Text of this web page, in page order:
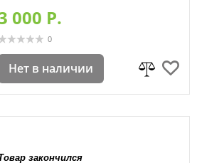
000 P.
0
Нет в наличии
закончился